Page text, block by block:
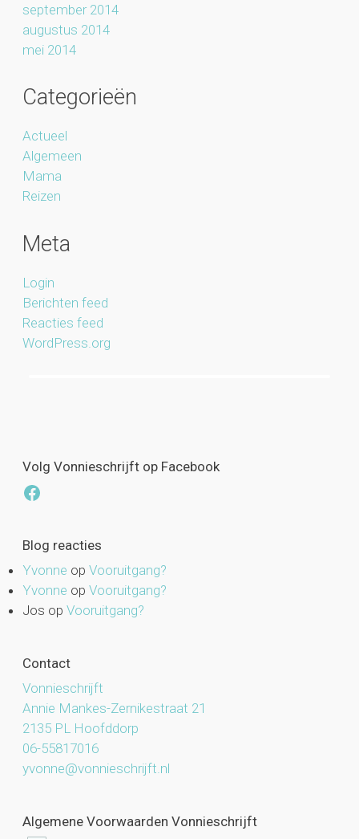
september 2014
augustus 2014
mei 2014
Categorieën
Actueel
Algemeen
Mama
Reizen
Meta
Login
Berichten feed
Reacties feed
WordPress.org
Volg Vonnieschrijft op Facebook
Facebook
Blog reacties
Yvonne op Vooruitgang?
Yvonne op Vooruitgang?
Jos op Vooruitgang?
Contact
Vonnieschrijft
Annie Mankes-Zernikestraat 21
2135 PL Hoofddorp
06-55817016
yvonne@vonnieschrijft.nl
Algemene Voorwaarden Vonnieschrijft